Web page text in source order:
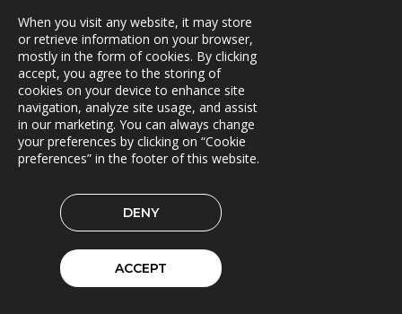
2021-06-07
Fraktkedjan AB har driftsatt TRACS Flow
2021-05-18
Beläggningssystem till Statens vegvesen
2021-04-12
Bergkvist siljan i insjön inför C-Load
2021-04-06
C-Load - utökat stöd för hållbara transporter
2021-03-29
TRACS Flow i drift hos Söderhamns LBC
When you visit any website, it may store
or retrieve information on your browser,
mostly in the form of cookies. By clicking
accept, you agree to the storing of
cookies on your device to enhance site
navigation, analyze site usage, and assist
in our marketing. You can always change
your preferences by clicking on “Cookie
preferences” in the footer of this website.
DENY
ACCEPT